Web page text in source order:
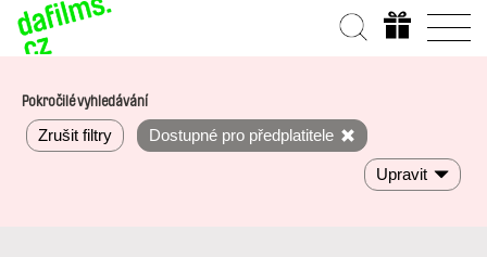
Pokročilé vyhledávání
Zrušit filtry Dostupné pro předplatitele
Upravit